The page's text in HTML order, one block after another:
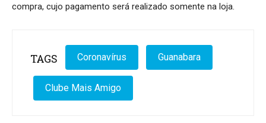
compra, cujo pagamento será realizado somente na loja.
TAGS Coronavírus Guanabara
Clube Mais Amigo